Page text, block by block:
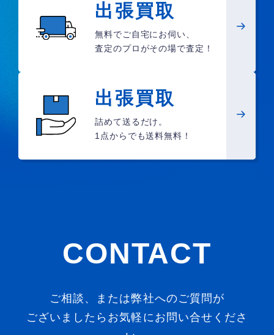
出張買取
無料でご自宅にお伺い、
査定のプロがその場で査定！
出張買取
詰めて送るだけ。
1点からでも送料無料！
CONTACT
ご相談、または弊社へのご質問が
ございましたらお気軽にお問い合せくださ